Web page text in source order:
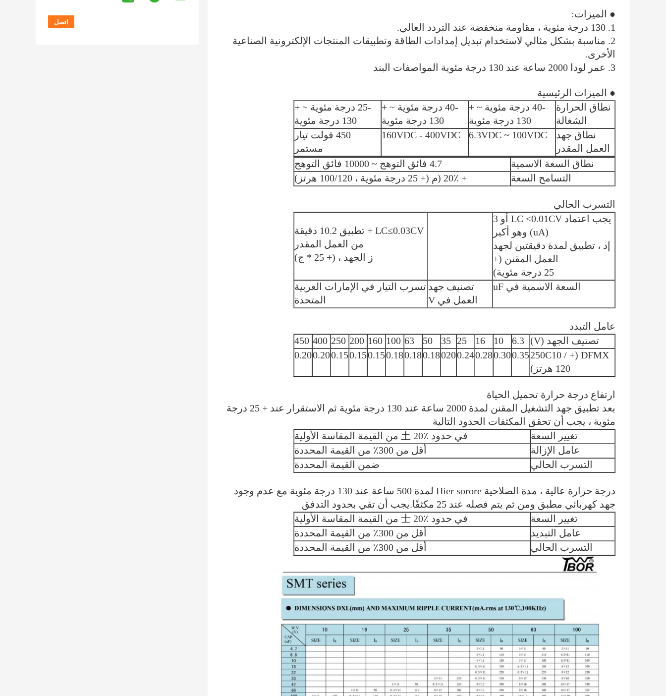
● الميزات:
1. 130 درجة مئوية ، مقاومة منخفضة عند التردد العالي.
2. مناسبة بشكل مثالي لاستخدام تبديل إمدادات الطاقة وتطبيقات المنتجات الإلكترونية الصناعية
الأخرى.
3. عمر لودا 2000 ساعة عند 130 درجة مئوية المواصفات البند
● الميزات الرئيسية
نطاق الحرارة
الشغالة
-40 درجة مئوية ~ +
130 درجة مئوية
-40 درجة مئوية ~ +
130 درجة مئوية
-25 درجة مئوية ~ +
130 درجة مئوية
نطاق جهد
العمل المقدر
6.3VDC ~ 100VDC
160VDC - 400VDC
450 فولت تيار
مستمر
نطاق السعة الاسمية
4.7 فائق التوهج ~ 10000 فائق التوهج
التسامح السعة
+ 20٪ (م (+ 25 درجة مئوية ، 100/120 هرتز)
التسرب الحالي
يجب اعتماد LC <0.01CV أو 3
(uA) وهو أكبر
إد ، تطبيق لمدة دقيقتين لجهد
العمل المقنن (+
25 درجة مئوية)
LC≤0.03CV + تطبيق 10.2 دقيقة
من العمل المقدر
ز الجهد ، (+ 25 * ج)
السعة الاسمية في uF
تصنيف جهد
العمل في V
تسرب التيار في الإمارات العربية
المتحدة
عامل التبدد
تصنيف الجهد (V)
6.3
10
16
25
35
50
63
100
160
200
250
400
450
DFMX (+ 250C10 /
120 هرتز)
0.35
0.30
0.28
0.24
020
0.18
0.18
0.18
0.15
0.15
0.15
0.20
0.20
ارتفاع درجة حرارة تحميل الحياة
بعد تطبيق جهد التشغيل المقنن لمدة 2000 ساعة عند 130 درجة مئوية ثم الاستقرار عند + 25 درجة
مئوية ، يجب أن تحقق المكثفات الحدود التالية
تغيير السعة
في حدود 土 20٪ من القيمة المقاسة الأولية
عامل الإزالة
أقل من 300٪ من القيمة المحددة
التسرب الحالي
ضمن القيمة المحددة
درجة حرارة عالية ، مدة الصلاحية Hier sorore لمدة 500 ساعة عند 130 درجة مئوية مع عدم وجود
جهد كهربائي مطبق ومن ثم يتم فصله عند 25 مكثفًا.يجب أن تفي بحدود التدفق
تغيير السعة
في حدود 士 20٪ من القيمة المقاسة الأولية
عامل التبديد
أقل من 300٪ من القيمة المحددة
التسرب الحالي
أقل من 300٪ من القيمة المحددة